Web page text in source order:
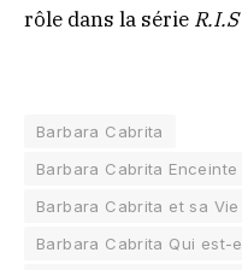
rôle dans la série
Barbara Cabrita
Barbara Cabrita
Barbara Cabrita et sa
Barbara Cabrita Qui est-